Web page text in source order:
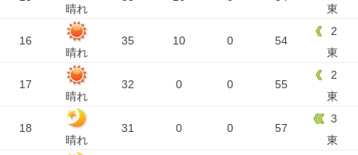
晴れ
東
16
晴れ
35 10 0 54
2
東
17
晴れ
32 0 0 55
2
東
18
晴れ
31 0 0 57
3
東